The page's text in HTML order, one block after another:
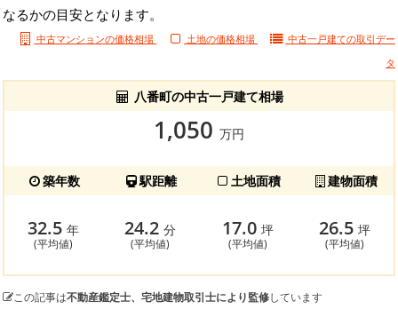
なるかの目安となります。
中古マンションの価格相場 土地の価格相場 中古一戸建ての取引デー
タ
八番町の中古一戸建て相場
1,050 万円
築年数 駅距離 土地面積 建物面積
32.5 年
(平均値)
24.2分
(平均値)
17.0 坪
(平均値)
26.5坪
(平均値)
この記事は不動産鑑定士、宅地建物取引士により監修しています